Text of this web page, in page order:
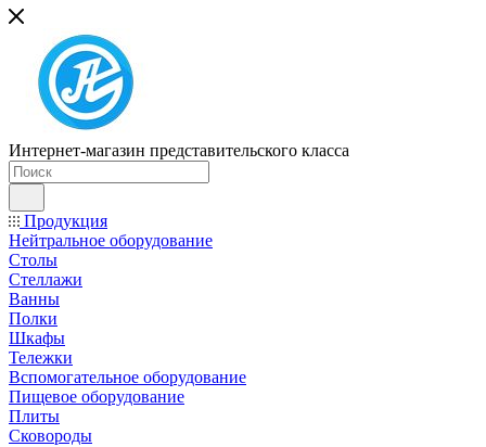
Интернет-магазин представительского класса
Продукция
Нейтральное оборудование
Столы
Стеллажи
Ванны
Полки
Шкафы
Тележки
Вспомогательное оборудование
Пищевое оборудование
Плиты
Сковороды